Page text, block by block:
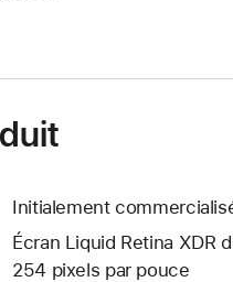
Initialement
Écran Liquid Retina XDR
254 pixels par pouce